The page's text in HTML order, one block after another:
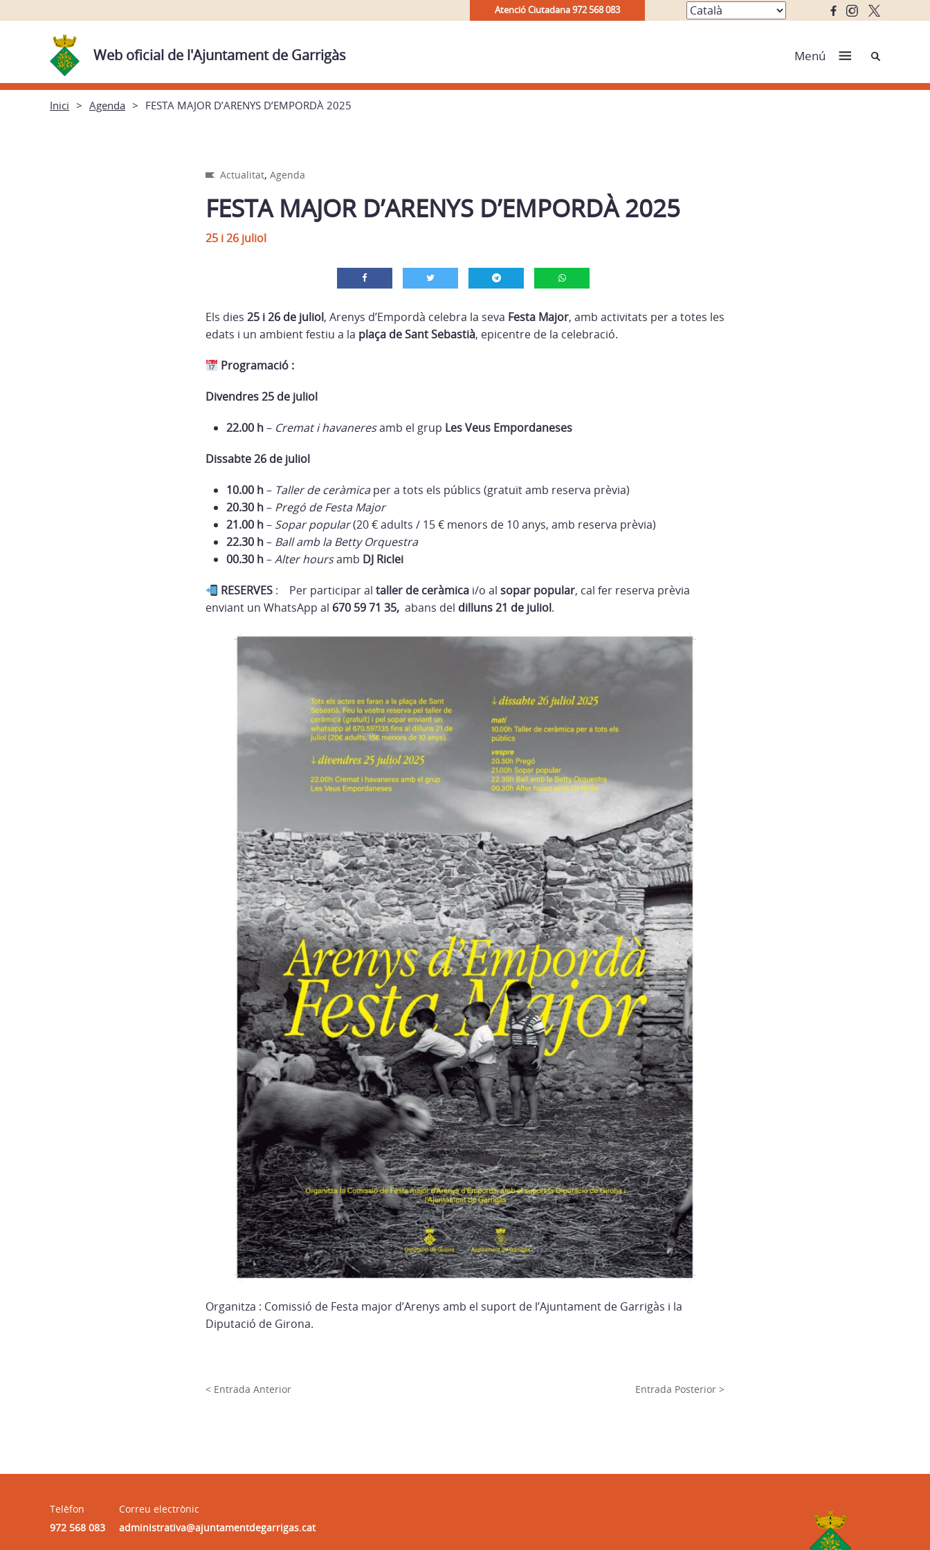
Atenció Ciutadana 972 568 083
Web oficial de l'Ajuntament de Garrigàs Menú Cerca
Inici Agenda FESTA MAJOR D’ARENYS D’EMPORDÀ 2025
Actualitat, Agenda
FESTA MAJOR D’ARENYS D’EMPORDÀ 2025
25 i 26 juliol
Els dies 25 i 26 de juliol, Arenys d’Empordà celebra la seva Festa Major, amb activitats per a totes les
edats i un ambient festiu a la plaça de Sant Sebastià, epicentre de la celebració.
Programació :
Divendres 25 de juliol
22.00 h– Cremat i havaneresamb el grup Les Veus Empordaneses
Dissabte 26 de juliol
10.00 h– Taller de ceràmicaper a tots els públics (gratuït amb reserva prèvia)
20.30 h– Pregó de Festa Major
21.00 h– Sopar popular(20 € adults / 15 € menors de 10 anys, amb reserva prèvia)
22.30 h– Ball amb la Betty Orquestra
00.30 h–Alter hoursamb DJ Riclei
RESERVES : Per participar altaller de ceràmica i/o alsopar popular, cal fer reserva prèvia
enviant un WhatsApp al 670 59 71 35, abans del dilluns 21 de juliol.
Organitza : Comissió de Festa major d’Arenys amb el suport de l’Ajuntament de Garrigàs i la
Diputació de Girona.
< Entrada Anterior Entrada Posterior >
Telèfon
972 568 083
Correu electrònic
administrativa@ajuntamentdegarrigas.cat